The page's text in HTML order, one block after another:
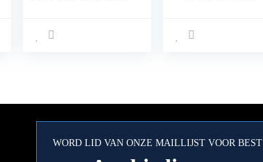
Spinning Casting
voor IJsvissen
WORD LID VAN ONZE MAILLIJST VOOR BEST